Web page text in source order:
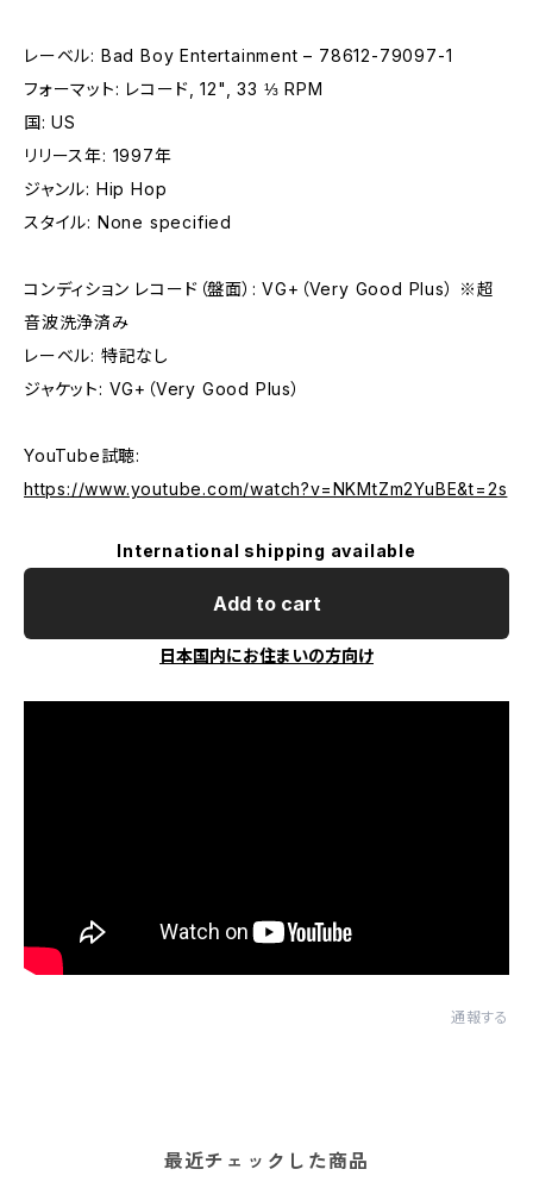
レーベル: Bad Boy Entertainment – 78612-79097-1
フォーマット: レコード, 12", 33 ⅓ RPM
国: US
リリース年: 1997年
ジャンル: Hip Hop
スタイル: None specified
コンディション レコード（盤面）: VG+（Very Good Plus） ※超
音波洗浄済み
レーベル: 特記なし
ジャケット: VG+（Very Good Plus）
YouTube試聴:
https://www.youtube.com/watch?v=NKMtZm2YuBE&t=2s
International shipping available
Add to cart
日本国内にお住まいの方向け
通報する
最近チェックした商品